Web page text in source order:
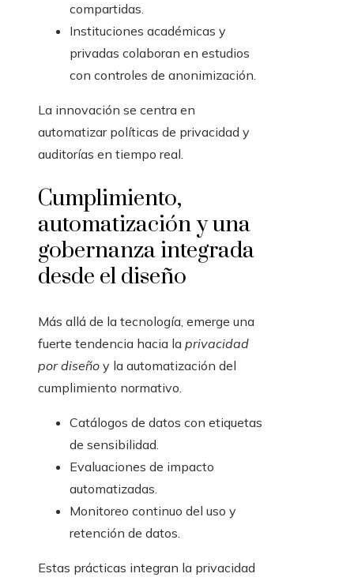
compartidas.
Instituciones académicas y
privadas colaboran en estudios
con controles de anonimización.
La innovación se centra en
automatizar políticas de privacidad y
auditorías en tiempo real.
Cumplimiento,
automatización y una
gobernanza integrada
desde el diseño
Más allá de la tecnología, emerge una
fuerte tendencia hacia la privacidad
por diseño y la automatización del
cumplimiento normativo.
Catálogos de datos con etiquetas
de sensibilidad.
Evaluaciones de impacto
automatizadas.
Monitoreo continuo del uso y
retención de datos.
Estas prácticas integran la privacidad